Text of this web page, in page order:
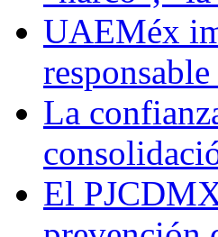
UAEMéx
La
El